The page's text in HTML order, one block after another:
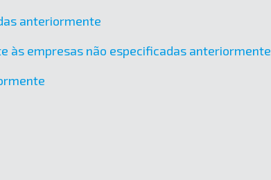
anteriormente
às empresas não especificadas anteriormente